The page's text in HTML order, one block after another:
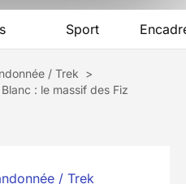
Sport
/ Trek >
: le massif des Fiz
/ Trek